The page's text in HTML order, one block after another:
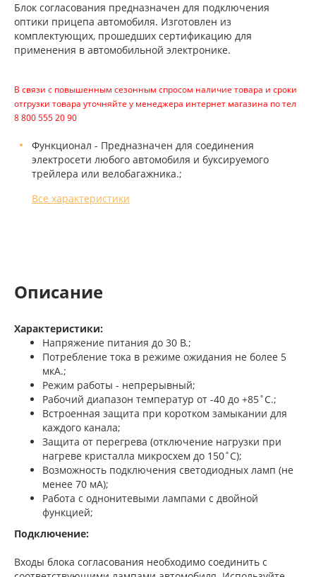
Блок согласования предназначен для подключения
оптики прицепа автомобиля. Изготовлен из
комплектующих, прошедших сертификацию для
применения в автомобильной электронике.
В связи с повышенным сезонным спросом наличие товара и сроки
отгрузки товара уточняйте у менеджера интернет магазина по тел
8 800 555 20 90
Функционал - Предназначен для соединения
электросети любого автомобиля и буксируемого
трейлера или велобагажника.;
Все характеристики
Описание
Характеристики:
Напряжение питания до 30 В.;
Потребление тока в режиме ожидания не более 5
мкА.;
Режим работы - непрерывный;
Рабочий диапазон температур от -40 до +85˚С.;
Встроенная защита при коротком замыкании для
каждого канала;
Защита от перегрева (отключение нагрузки при
нагреве кристалла микросхем до 150˚С);
Возможность подключения светодиодных ламп (не
менее 70 мА);
Работа с однонитевыми лампами с двойной
функцией;
Подключение:
Входы блока согласования необходимо соединить с